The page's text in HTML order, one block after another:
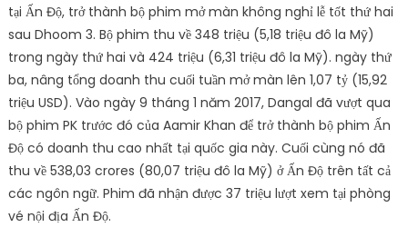
tại Ấn Độ, trở thành bộ phim mở màn không nghỉ lễ tốt thứ hai
sau Dhoom 3. Bộ phim thu về 348 triệu (5,18 triệu đô la Mỹ)
trong ngày thứ hai và 424 triệu (6,31 triệu đô la Mỹ). ngày thứ
ba, nâng tổng doanh thu cuối tuần mở màn lên 1,07 tỷ (15,92
triệu USD). Vào ngày 9 tháng 1 năm 2017, Dangal đã vượt qua
bộ phim PK trước đó của Aamir Khan để trở thành bộ phim Ấn
Độ có doanh thu cao nhất tại quốc gia này. Cuối cùng nó đã
thu về 538,03 crores (80,07 triệu đô la Mỹ) ở Ấn Độ trên tất cả
các ngôn ngữ. Phim đã nhận được 37 triệu lượt xem tại phòng
vé nội địa Ấn Độ.